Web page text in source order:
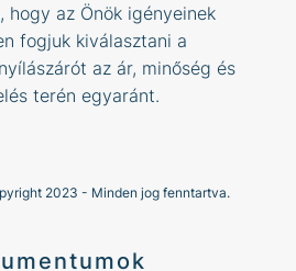
hogy az Önök igényeinek
fogjuk kiválasztani a
az ár, minőség és
terén egyaránt.
2023 - Minden jog fenntartva.